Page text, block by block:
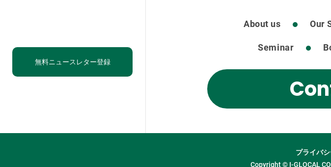
無料ニュースレター登録
About us Our
Seminar
プライバ
Copyright © I-GLOCAL